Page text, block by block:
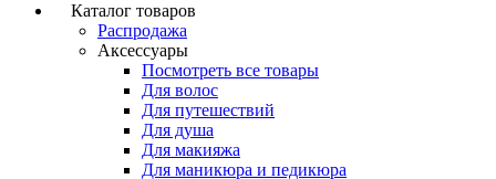
Каталог товаров
Распродажа
Аксессуары
Посмотреть все товары
Для волос
Для путешествий
Для душа
Для макияжа
Для маникюра и педикюра